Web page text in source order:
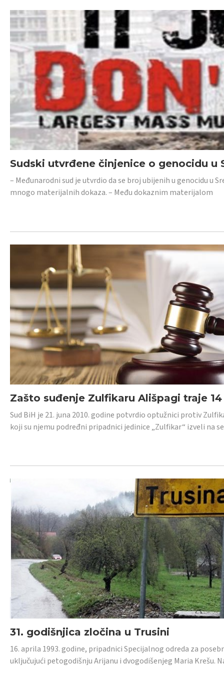
Sudski utvrđene činjenice o genocidu u
– Međunarodni sud je utvrdio da se broj ubijenih u genocidu u
mnogo materijalnih dokaza. – Među dokaznim materijalom
Zašto suđenje Zulfikaru Ališpagi traje
Sud BiH je 21. juna 2010. godine potvrdio optužnici protiv
koji su njemu podređni pripadnici jedinice „Zulfikar“ izveli na
31. godišnjica zločina u Trusini
16. aprila 1993. godine, pripadnici Specijalnog odreda za
uključujući petogodišnju Arijanu i dvogodišenjeg Maria Krešu.